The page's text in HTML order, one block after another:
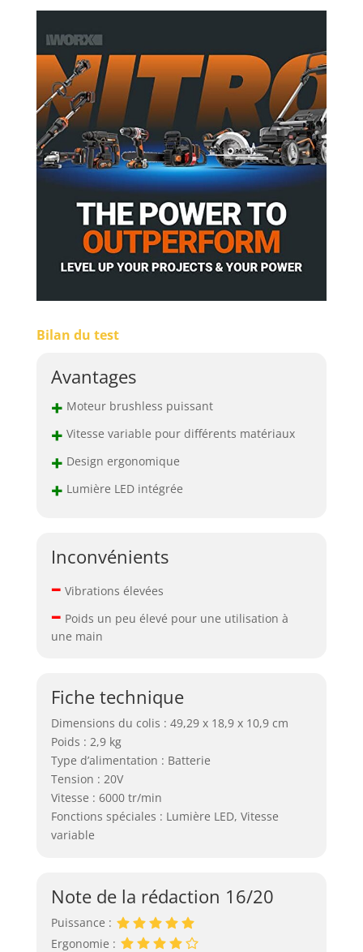
Bilan du test
Avantages
+ Moteur brushless puissant
+ Vitesse variable pour différents matériaux
+ Design ergonomique
+ Lumière LED intégrée
Inconvénients
– Vibrations élevées
– Poids un peu élevé pour une utilisation à
une main
Fiche technique
Dimensions du colis : 49,29 x 18,9 x 10,9 cm
Poids : 2,9 kg
Type d’alimentation : Batterie
Tension : 20V
Vitesse : 6000 tr/min
Fonctions spéciales : Lumière LED, Vitesse
variable
Note de la rédaction 16/20
Puissance :
Ergonomie :